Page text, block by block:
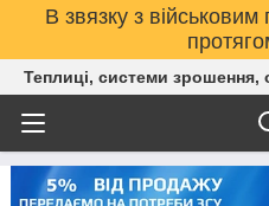
В звязку з
Теплиці, системи